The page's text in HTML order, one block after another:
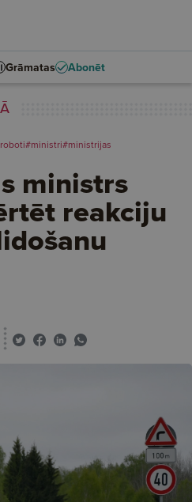
Grāmatas Abonēt
#ministri#ministrijas
ministrs
reakciju